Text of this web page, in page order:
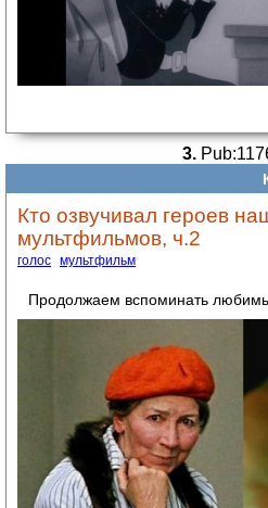
3.
Кто озвучивал героев
мультфильмов, ч.2
голос мультфильм
Продолжаем вспоминать